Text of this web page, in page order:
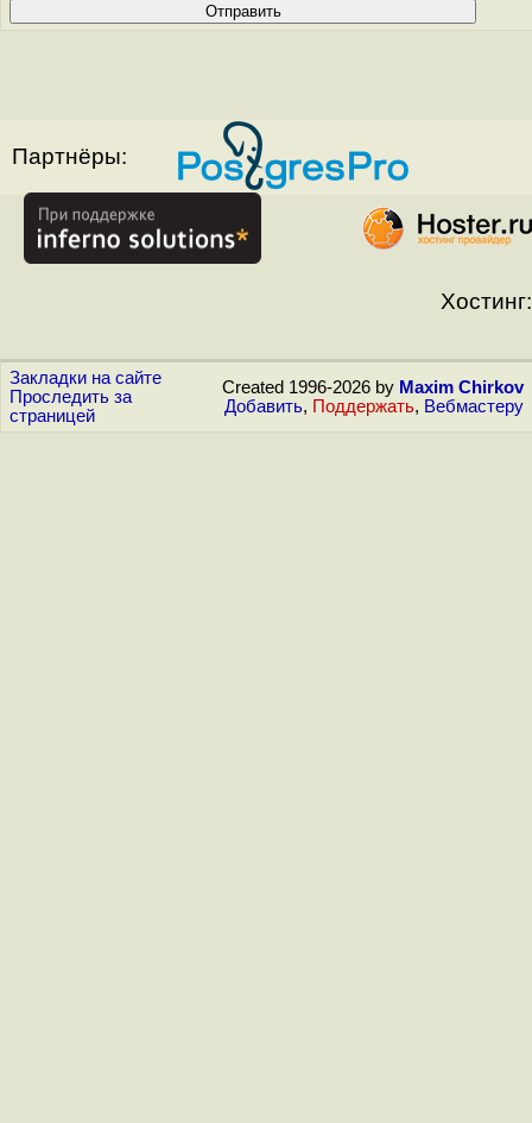
Партнёры:
Хостинг:
Закладки на сайте
Проследить за
страницей
Created 1996-2026 by Maxim Chirkov
Добавить, Поддержать, Вебмастеру